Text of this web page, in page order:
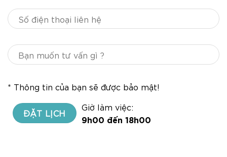
* Thông tin của bạn sẽ được bảo mật!
Giờ làm việc:
9h00 đến 18h00